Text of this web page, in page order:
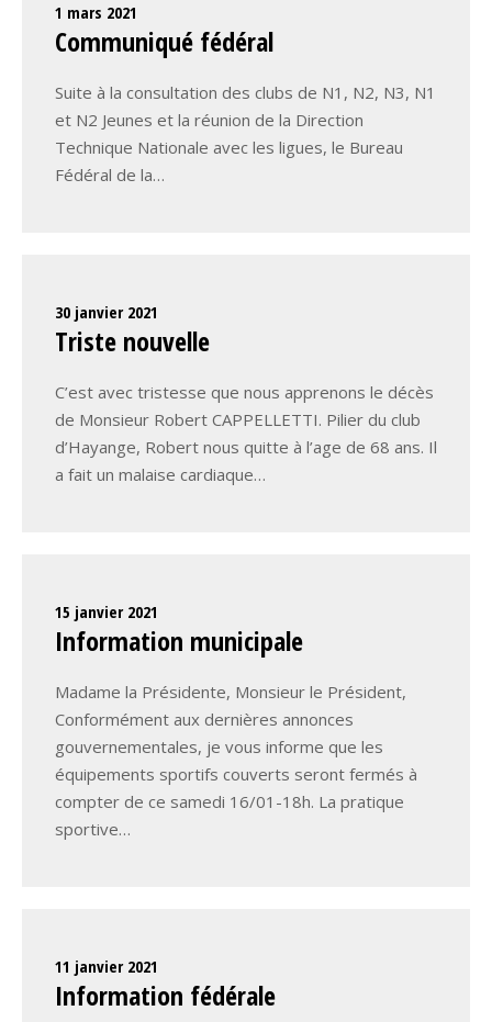
1 mars 2021
Communiqué fédéral
Suite à la consultation des clubs de N1, N2, N3, N1
et N2 Jeunes et la réunion de la Direction
Technique Nationale avec les ligues, le Bureau
Fédéral de la…
30 janvier 2021
Triste nouvelle
C’est avec tristesse que nous apprenons le décès
de Monsieur Robert CAPPELLETTI. Pilier du club
d’Hayange, Robert nous quitte à l’age de 68 ans. Il
a fait un malaise cardiaque…
15 janvier 2021
Information municipale
Madame la Présidente, Monsieur le Président,
Conformément aux dernières annonces
gouvernementales, je vous informe que les
équipements sportifs couverts seront fermés à
compter de ce samedi 16/01-18h. La pratique
sportive…
11 janvier 2021
Information fédérale